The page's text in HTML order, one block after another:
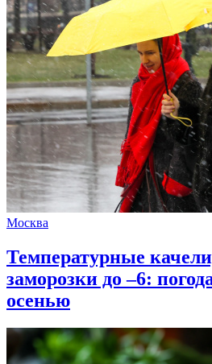
Москва
Температурные
заморозки до –6:
осенью